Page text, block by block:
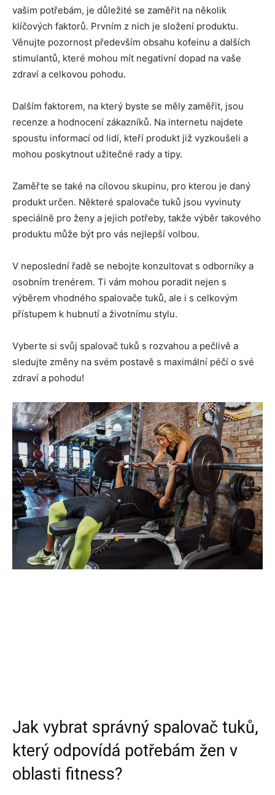
vašim potřebám, je důležité se zaměřit na několik
klíčových faktorů. Prvním z nich je složení produktu.
Věnujte pozornost především obsahu kofeinu a dalších
stimulantů, které mohou mít negativní dopad na vaše
zdraví a celkovou pohodu.
Dalším faktorem, na který byste se měly zaměřit, jsou
recenze a hodnocení zákazníků. Na internetu najdete
spoustu informací od lidí, kteří produkt již vyzkoušeli a
mohou poskytnout užitečné rady a tipy.
Zaměřte se také na cílovou skupinu, pro kterou je daný
produkt určen. Některé spalovače tuků jsou vyvinuty
speciálně pro ženy a jejich potřeby, takže výběr takového
produktu může být pro vás nejlepší volbou.
V neposlední řadě se nebojte konzultovat s odborníky a
osobním trenérem. Ti vám mohou poradit nejen s
výběrem vhodného spalovače tuků, ale i s celkovým
přístupem k hubnutí a životnímu stylu.
Vyberte si svůj spalovač tuků s rozvahou a pečlivě a
sledujte změny na svém postavě s maximální péčí o své
zdraví a pohodu!
Jak vybrat správný spalovač tuků,
který odpovídá potřebám žen v
oblasti fitness?